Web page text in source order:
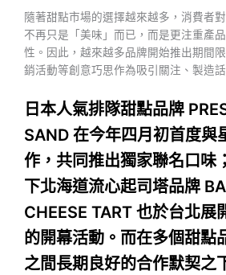
隨著甜點市場的選擇越來越多，消費者
不再只是「美味」而已，而是更注重產
性。因此，越來越多品牌開始推出期間
銷活動等創意巧思作為吸引關注、製造
日本人氣排隊甜點品牌
SAND 在今年四月初首度與
作，共同推出獨家聯名口味
下北海道流心起司塔品牌
CHEESE TART 也於台北展
的開幕活動。而在多個甜點
之間長期良好的合作默契之